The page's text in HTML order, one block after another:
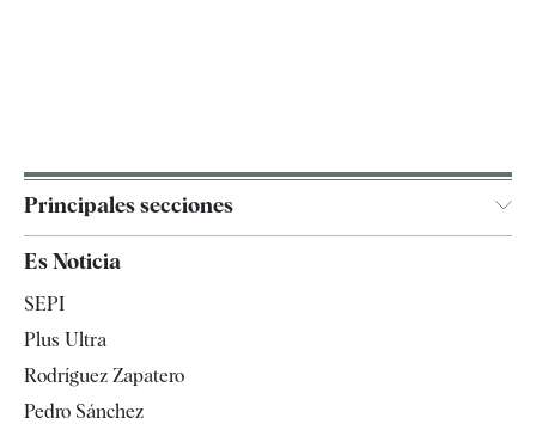
Principales secciones
España
Televisión
Es Noticia
SEPI
Plus Ultra
Rodríguez Zapatero
Pedro Sánchez